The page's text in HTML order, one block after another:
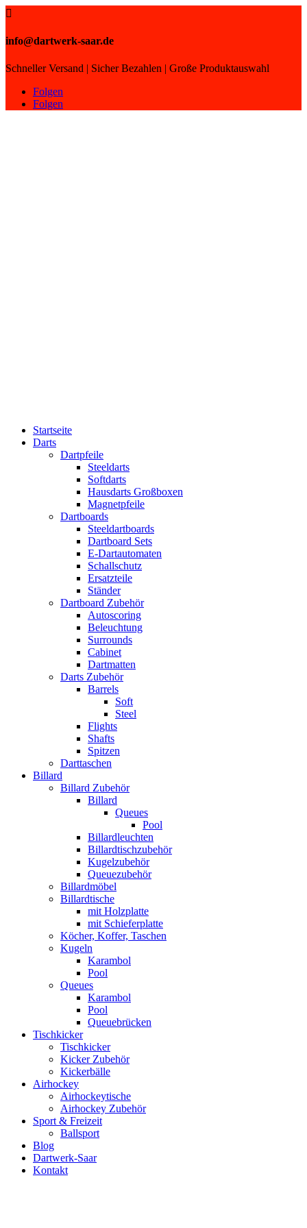

info@dartwerk-saar.de
Schneller Versand | Sicher Bezahlen | Große Produktauswahl
Folgen
Folgen
Startseite
Darts
Dartpfeile
Steeldarts
Softdarts
Hausdarts Großboxen
Magnetpfeile
Dartboards
Steeldartboards
Dartboard Sets
E-Dartautomaten
Schallschutz
Ersatzteile
Ständer
Dartboard Zubehör
Autoscoring
Beleuchtung
Surrounds
Cabinet
Dartmatten
Darts Zubehör
Barrels
Soft
Steel
Flights
Shafts
Spitzen
Darttaschen
Billard
Billard Zubehör
Billard
Queues
Pool
Billardleuchten
Billardtischzubehör
Kugelzubehör
Queuezubehör
Billardmöbel
Billardtische
mit Holzplatte
mit Schieferplatte
Köcher, Koffer, Taschen
Kugeln
Karambol
Pool
Queues
Karambol
Pool
Queuebrücken
Tischkicker
Tischkicker
Kicker Zubehör
Kickerbälle
Airhockey
Airhockeytische
Airhockey Zubehör
Sport & Freizeit
Ballsport
Blog
Dartwerk-Saar
Kontakt